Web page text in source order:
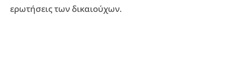
ερωτήσεις των δικαιούχων.